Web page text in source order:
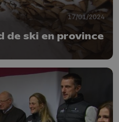
17/01/2024
de ski en province